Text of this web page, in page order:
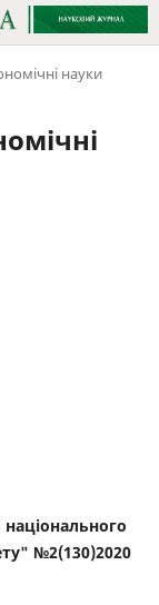
науки
№2(130)2020